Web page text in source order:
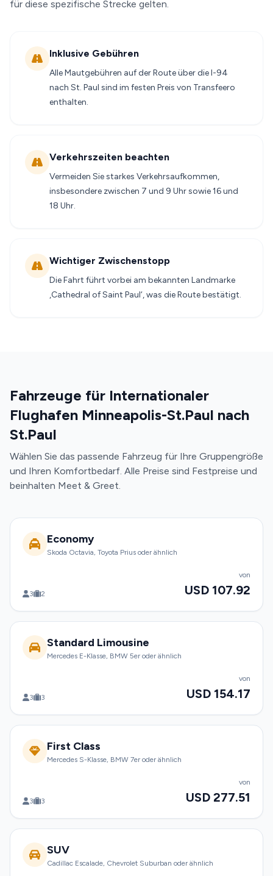
für diese spezifische Strecke gelten.
Inklusive Gebühren
Alle Mautgebühren auf der Route über die I-94
nach St. Paul sind im festen Preis von Transfeero
enthalten.
Verkehrszeiten beachten
Vermeiden Sie starkes Verkehrsaufkommen,
insbesondere zwischen 7 und 9 Uhr sowie 16 und
18 Uhr.
Wichtiger Zwischenstopp
Die Fahrt führt vorbei am bekannten Landmarke
‚Cathedral of Saint Paul‘, was die Route bestätigt.
Fahrzeuge für Internationaler
Flughafen Minneapolis-St.Paul nach
St.Paul
Wählen Sie das passende Fahrzeug für Ihre Gruppengröße
und Ihren Komfortbedarf. Alle Preise sind Festpreise und
beinhalten Meet & Greet.
Economy
Skoda Octavia, Toyota Prius oder ähnlich
3 2
von
USD 107.92
Standard Limousine
Mercedes E-Klasse, BMW 5er oder ähnlich
3 3
von
USD 154.17
First Class
Mercedes S-Klasse, BMW 7er oder ähnlich
3 3
von
USD 277.51
SUV
Cadillac Escalade, Chevrolet Suburban oder ähnlich